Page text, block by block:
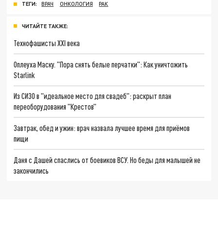
ТЕГИ: ВРАЧ ОНКОЛОГИЯ РАК
ЧИТАЙТЕ ТАКЖЕ:
Технофашисты XXI века
Оплеуха Маску. "Пора снять белые перчатки": Как уничтожить
Starlink
Из СИЗО в "идеальное место для свадеб": раскрыт план
переоборудования "Крестов"
Завтрак, обед и ужин: врач назвала лучшее время для приёмов
пищи
Даня с Дашей спаслись от боевиков ВСУ. Но беды для малышей не
закончились